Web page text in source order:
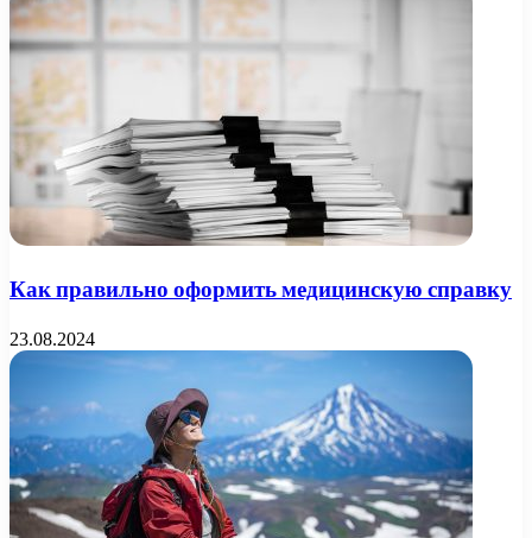
Как правильно оформить медицинскую справку
23.08.2024